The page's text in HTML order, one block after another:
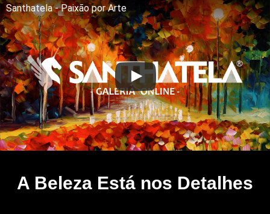
Santhatela - Paixão por Arte
A Beleza Está nos Detalhes